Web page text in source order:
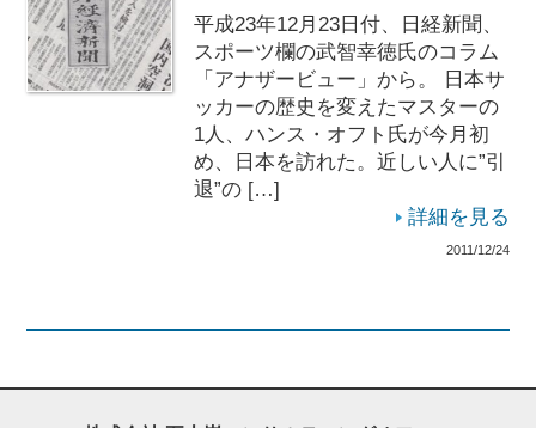
平成23年12月23日付、日経新聞、
スポーツ欄の武智幸徳氏のコラム
「アナザービュー」から。 日本サ
ッカーの歴史を変えたマスターの
1人、ハンス・オフト氏が今月初
め、日本を訪れた。近しい人に”引
退”の […]
詳細を見る
2011/12/24